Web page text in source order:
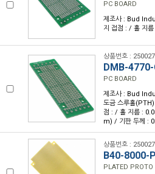
PC BOARD
제조사 : Bud
지 접점 : / 홀 지
상품번호 :
DMB-
PC BOARD
제조사 : Bud
도금 스루홀
점 : / 홀 지름 :
m) / 기판 두께 :
상품번호 :
B40-8000-
PLATED